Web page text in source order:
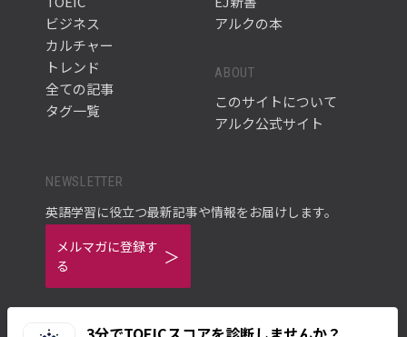
ビジネス
カルチャー
トレンド
全ての記事
タグ一覧
アルクの本
ABOUT
このサイトについて
アルク公式サイト
NEWSLETTER
英語学習に役立つ最新記事や情報をお届けします。
メルマガに登録す
る